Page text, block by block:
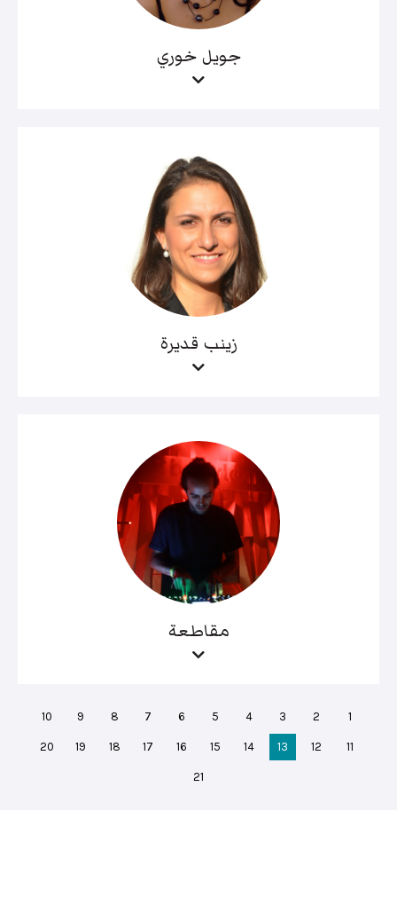
جويل خوري
زينب قديرة
مقاطعة
1
2
3
4
5
6
7
8
9
10
11
12
13
14
15
16
17
18
19
20
21